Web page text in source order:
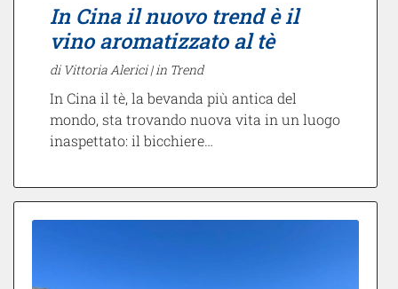
In Cina il nuovo trend è il
vino aromatizzato al tè
di Vittoria Alerici | in Trend
In Cina il tè, la bevanda più antica del
mondo, sta trovando nuova vita in un luogo
inaspettato: il bicchiere…